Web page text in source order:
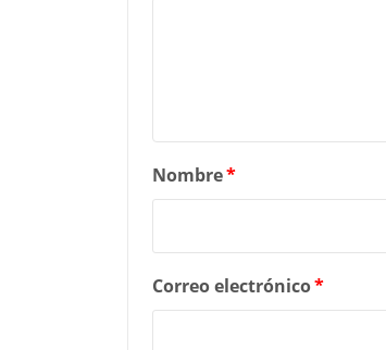
Nombre*
Correo electrónico*